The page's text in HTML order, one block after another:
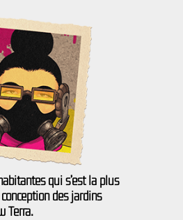
qui s’est la plus
des jardins
Terra.